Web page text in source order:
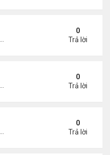
0
Trả lời
0
Trả lời
0
Trả lời